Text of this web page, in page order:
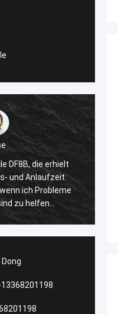
DF8B, die erhielt
und Anlaufzeit
ich Probleme
zu helfen
und vorwärts
Dong